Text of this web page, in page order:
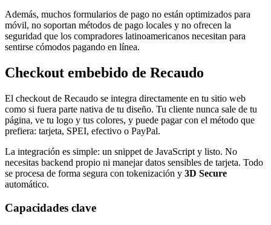
Además, muchos formularios de pago no están optimizados para
móvil, no soportan métodos de pago locales y no ofrecen la
seguridad que los compradores latinoamericanos necesitan para
sentirse cómodos pagando en línea.
Checkout embebido de Recaudo
El checkout de Recaudo se integra directamente en tu sitio web
como si fuera parte nativa de tu diseño. Tu cliente nunca sale de tu
página, ve tu logo y tus colores, y puede pagar con el método que
prefiera: tarjeta, SPEI, efectivo o PayPal.
La integración es simple: un snippet de JavaScript y listo. No
necesitas backend propio ni manejar datos sensibles de tarjeta. Todo
se procesa de forma segura con tokenización y 3D Secure
automático.
Capacidades clave